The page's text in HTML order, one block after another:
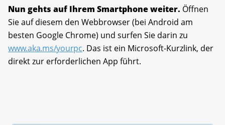
Nun gehts auf Ihrem Smartphone weiter. Öffnen
Sie auf diesem den Webbrowser (bei Android am
besten Google Chrome) und surfen Sie darin zu
www.aka.ms/yourpc. Das ist ein Microsoft-Kurzlink, der
direkt zur erforderlichen App führt.